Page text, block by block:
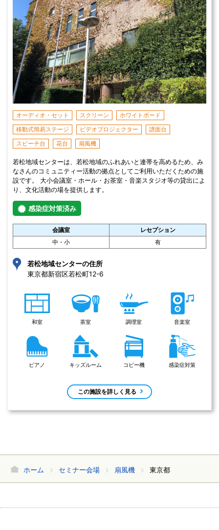
オーディオ・セット スクリーン
ホワイトボード
移動式簡易ステージ
ビデオプロジェクター
譜面台
スピーチ台
花台 扇風機
若松地域センターは、若松地域のふれあいと連帯を高めるため、み
なさんのコミュニティー活動の拠点としてご利用いただくための施
設です。 大小会議室・ホール・お茶室・音楽スタジオ等の貸出によ
り、文化活動の場を提供します。
感染症対策済み
会議室
レセプション
中・小
有
若松地域センターの住所
東京都新宿区若松町12-6
和室 茶室 調理室 音楽室
ピアノ キッズルーム コピー機 感染症対策
この施設を詳しく見る
ホーム セミナー会場 扇風機 東京都